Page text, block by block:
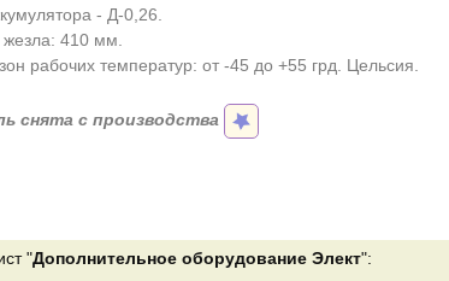
- Д-0,26.
410 мм.
рабочих температур: от -45 до +55 грд. Цельсия.
снята с производства
"Дополнительное оборудование Элект":